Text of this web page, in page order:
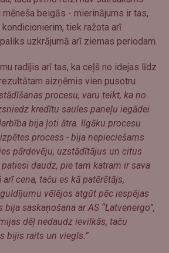
beigās - mierinājums ir tas,
tiek ražota arī
uzkrājumā arī ziemas periodam.
radījis arī tas, ka ceļš no idejas līdz
aizņēmis vien pusotru
procesu, varu teikt, ka no
kredītu saules paneļu iegādei
bija ļoti ātra. Ilgāku procesu
process - bija nepieciešams
pārdevēju, uzstādītājus un citus
daudz, pie tam katram ir sava
cena, taču es kā patērētājs,
vēlējos atgūt pēc iespējas
saskaņošana ar AS “Latvenergo”,
dēļ nedaudz ievilkās, taču
bijis raits un viegls.”